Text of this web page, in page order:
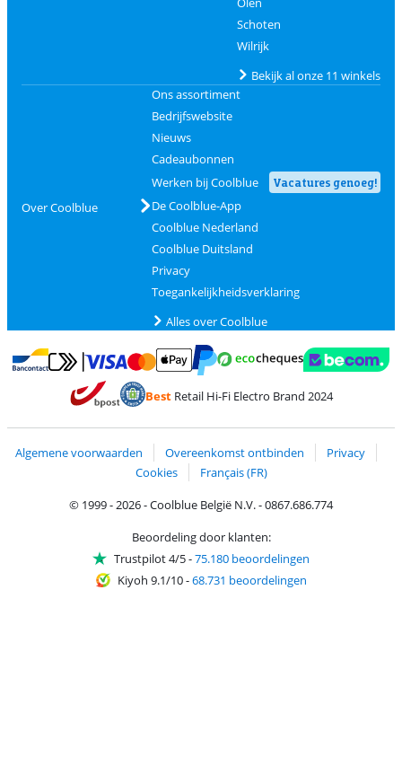
Schoten
Wilrijk
Bekijk al onze 11 winkels
Over Coolblue
Ons assortiment
Bedrijfswebsite
Nieuws
Cadeaubonnen
Werken bij Coolblue
Vacatures genoeg!
De Coolblue-App
Coolblue Nederland
Coolblue Duitsland
Privacy
Toegankelijkheidsverklaring
Alles over Coolblue
Betalen met Bancontact
Betalen met MasterCard en Visa via ClickToPay
BestRetail Hi-Fi Electro Brand 2024
Algemene voorwaarden Overeenkomst ontbinden
Privacy
Cookies
Français (FR)
© 1999 - 2026 - Coolblue België N.V. - 0867.686.774
Beoordeling door klanten:
Trustpilot 4/5-75.180 beoordelingen
Kiyoh 9.1/10-68.731 beoordelingen